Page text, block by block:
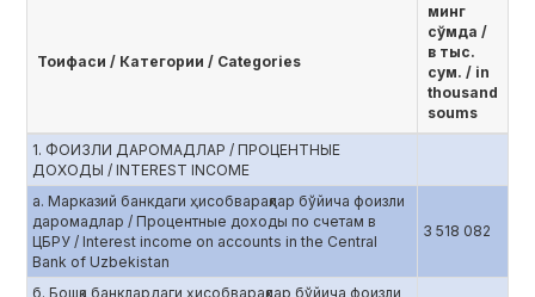
Тоифаси / Категории / Categories
минг
сўмда /
в тыс.
сум. / in
thousand
soums
1. ФОИЗЛИ ДАРОМАДЛАР / ПРОЦЕНТНЫЕ
ДОХОДЫ / INTEREST INCOME
a. Марказий банкдаги ҳисобварақлар бўйича фоизли
даромадлар / Процентные доходы по счетам в
ЦБРУ / Interest income on accounts in the Central
Bank of Uzbekistan
3 518 082
б. Бошқа банклардаги ҳисобварақлар бўйича фоизли